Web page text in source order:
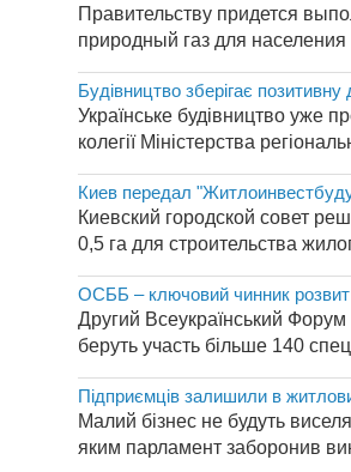
Правительству придется
природный газ для
Будівництво зберігає позитивну
Українське будівництво уже
колегії Міністерства
Киев передал
Киевский городской совет
0,5 га для строительства
ОСББ – ключовий чинник
Другий Всеукраїнський
беруть участь більше 140
Підприємців залишили в
Малий бізнес не будуть
яким парламент заборонив